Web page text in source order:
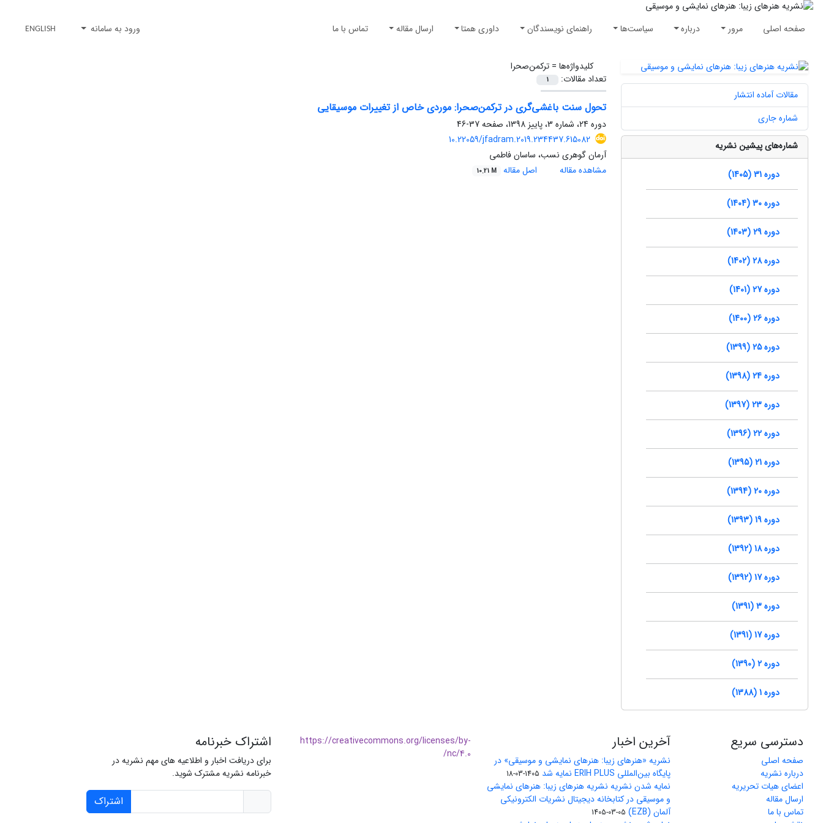
صفحه اصلی مرور درباره سیاست‌ها راهنمای نویسندگان داوری همتا ارسال مقاله تماس با ما ورود به سامانه ENGLISH
کلیدواژه‌ها =ترکمن‌صحرا
تعداد مقالات:
1
تحول سنت باغشی‌گری در ترکمن‌صحرا: موردی خاص از تغییرات موسیقایی
دوره 24، شماره 3، پاییز 1398، صفحه
37-46
10.22059/jfadram.2019.234437.615082
آرمان گوهری نسب، ساسان فاطمی
مشاهده مقاله
اصل مقاله 10.21 M
مقالات آماده انتشار
شماره جاری
شماره‌های پیشین نشریه
دوره 31 (1405)
دوره 30 (1404)
دوره 29 (1403)
دوره 28 (1402)
دوره 27 (1401)
دوره 26 (1400)
دوره 25 (1399)
دوره 24 (1398)
دوره 23 (1397)
دوره 22 (1396)
دوره 21 (1395)
دوره 20 (1394)
دوره 19 (1393)
دوره 18 (1392)
دوره 17 (1392)
دوره 3 (1391)
دوره 17 (1391)
دوره 2 (1390)
دوره 1 (1388)
دسترسی سریع
صفحه اصلی
درباره نشریه
اعضای هیات تحریریه
ارسال مقاله
تماس با ما
آخرین اخبار
نشریه «هنرهای زیبا: هنرهای نمایشی و موسیقی» در
پایگاه بین‌المللی ERIH PLUS نمایه شد
1405-03-18
نمایه شدن نشریه نشریه هنرهای زیبا: هنرهای نمایشی
و موسیقی در کتابخانه دیجیتال نشریات الکترونیکی
آلمان (EZB)
1405-03-05
https://creativecommons.org/licenses/by-
nc/4.0/
اشتراک خبرنامه
برای دریافت اخبار و اطلاعیه های مهم نشریه در
خبرنامه نشریه مشترک شوید.
اشتراک